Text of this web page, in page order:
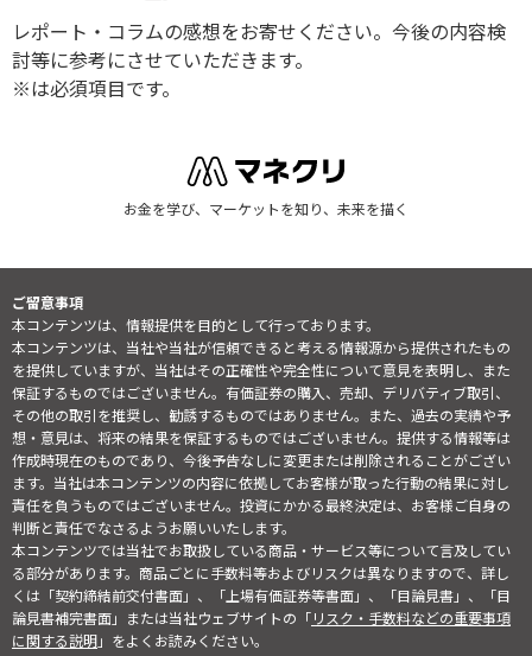
レポート・コラムの感想をお寄せください。今後の内容検
討等に参考にさせていただきます。
※は必須項目です。
お金を学び、マーケットを知り、未来を描く
ご留意事項
本コンテンツは、情報提供を目的として行っております。
本コンテンツは、当社や当社が信頼できると考える情報源から提供されたもの
を提供していますが、当社はその正確性や完全性について意見を表明し、また
保証するものではございません。有価証券の購入、売却、デリバティブ取引、
その他の取引を推奨し、勧誘するものではありません。また、過去の実績や予
想・意見は、将来の結果を保証するものではございません。提供する情報等は
作成時現在のものであり、今後予告なしに変更または削除されることがござい
ます。当社は本コンテンツの内容に依拠してお客様が取った行動の結果に対し
責任を負うものではございません。投資にかかる最終決定は、お客様ご自身の
判断と責任でなさるようお願いいたします。
本コンテンツでは当社でお取扱している商品・サービス等について言及してい
る部分があります。商品ごとに手数料等およびリスクは異なりますので、詳し
くは「契約締結前交付書面」、「上場有価証券等書面」、「目論見書」、「目
論見書補完書面」または当社ウェブサイトの「リスク・手数料などの重要事項
に関する説明」をよくお読みください。